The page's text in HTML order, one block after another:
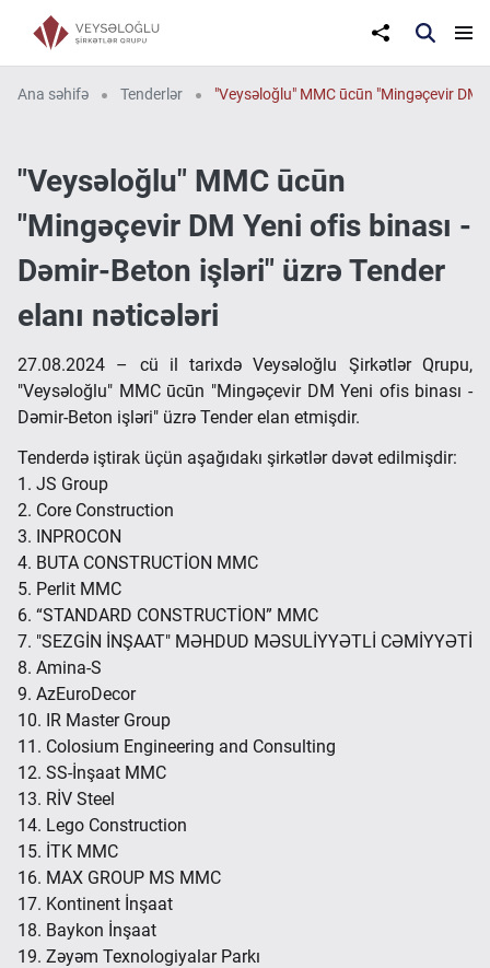
Ana səhifə Tenderlər "Veysəloğlu" MMC ūcūn "Mingəçevir DM
"Veysəloğlu" MMC ūcūn
"Mingəçevir DM Yeni ofis binası -
Dəmir-Beton işləri" üzrə Tender
elanı nəticələri
27.08.2024 – cü il tarixdə Veysəloğlu Şirkətlər Qrupu,
"Veysəloğlu" MMC ūcūn "Mingəçevir DM Yeni ofis binası -
Dəmir-Beton işləri" üzrə Tender elan etmişdir.
Tenderdə iştirak üçün aşağıdakı şirkətlər dəvət edilmişdir:
1. JS Group
2. Core Construction
3. INPROCON
4. BUTA CONSTRUCTİON MMC
5. Perlit MMC
6. “STANDARD CONSTRUCTİON” MMC
7. "SEZGİN İNŞAAT" MƏHDUD MƏSULİYYƏTLİ CƏMİYYƏTİ
8. Amina-S
9. AzEuroDecor
10. IR Master Group
11. Colosium Engineering and Consulting
12. SS-İnşaat MMC
13. RİV Steel
14. Lego Construction
15. İTK MMC
16. MAX GROUP MS MMC
17. Kontinent İnşaat
18. Baykon İnşaat
19. Zəyəm Texnologiyalar Parkı